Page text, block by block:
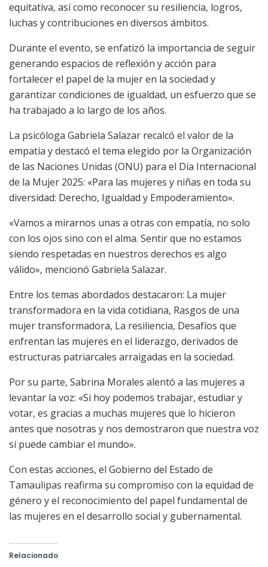
equitativa, así como reconocer su resiliencia, logros,
luchas y contribuciones en diversos ámbitos.
Durante el evento, se enfatizó la importancia de seguir
generando espacios de reflexión y acción para
fortalecer el papel de la mujer en la sociedad y
garantizar condiciones de igualdad, un esfuerzo que se
ha trabajado a lo largo de los años.
La psicóloga Gabriela Salazar recalcó el valor de la
empatía y destacó el tema elegido por la Organización
de las Naciones Unidas (ONU) para el Día Internacional
de la Mujer 2025: «Para las mujeres y niñas en toda su
diversidad: Derecho, Igualdad y Empoderamiento».
«Vamos a mirarnos unas a otras con empatía, no solo
con los ojos sino con el alma. Sentir que no estamos
siendo respetadas en nuestros derechos es algo
válido», mencionó Gabriela Salazar.
Entre los temas abordados destacaron: La mujer
transformadora en la vida cotidiana, Rasgos de una
mujer transformadora, La resiliencia, Desafíos que
enfrentan las mujeres en el liderazgo, derivados de
estructuras patriarcales arraigadas en la sociedad.
Por su parte, Sabrina Morales alentó a las mujeres a
levantar la voz: «Si hoy podemos trabajar, estudiar y
votar, es gracias a muchas mujeres que lo hicieron
antes que nosotras y nos demostraron que nuestra voz
sí puede cambiar el mundo».
Con estas acciones, el Gobierno del Estado de
Tamaulipas reafirma su compromiso con la equidad de
género y el reconocimiento del papel fundamental de
las mujeres en el desarrollo social y gubernamental.
Relacionado